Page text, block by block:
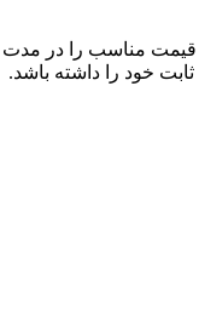
قیمت مناسب را در
خود را داشته باشد.